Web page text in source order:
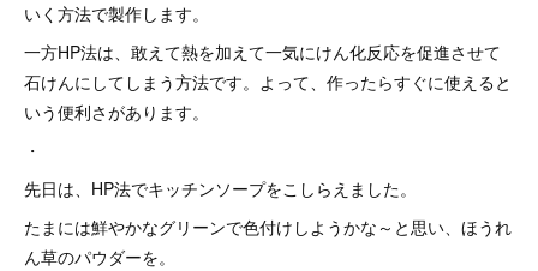
いく方法で製作します。
一方HP法は、敢えて熱を加えて一気にけん化反応を促進させて
石けんにしてしまう方法です。よって、作ったらすぐに使えると
いう便利さがあります。
・
先日は、HP法でキッチンソープをこしらえました。
たまには鮮やかなグリーンで色付けしようかな～と思い、ほうれ
ん草のパウダーを。